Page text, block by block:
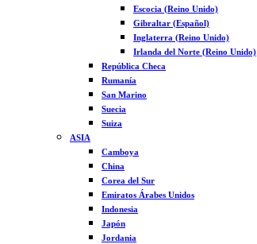
Escocia (Reino Unido)
Gibraltar (Español)
Inglaterra (Reino Unido)
Irlanda del Norte (Reino Unido)
República Checa
Rumanía
San Marino
Suecia
Suiza
ASIA
Camboya
China
Corea del Sur
Emiratos Árabes Unidos
Indonesia
Japón
Jordania